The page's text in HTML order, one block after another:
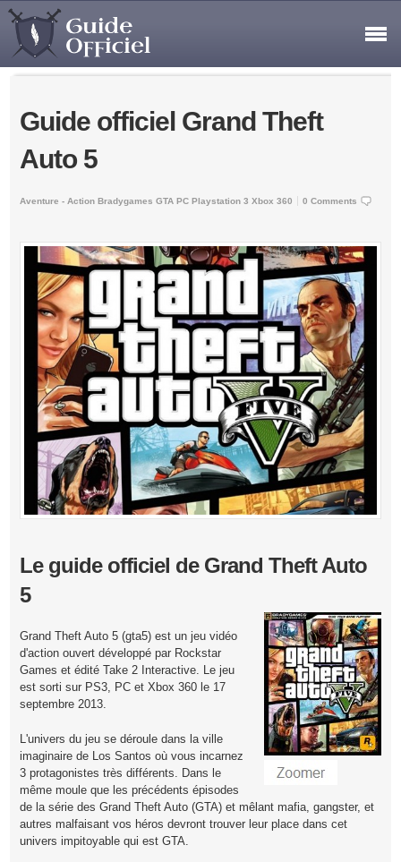
Guide officiel Grand Theft
Auto 5
Aventure - Action Bradygames GTA PC Playstation 3 Xbox 360 0 Comments
Le guide officiel de Grand Theft Auto
5
Grand Theft Auto 5 (gta5) est un jeu vidéo
d'action ouvert développé par Rockstar
Games et édité Take 2 Interactive. Le jeu
est sorti sur PS3, PC et Xbox 360 le 17
septembre 2013.
L'univers du jeu se déroule dans la ville
imaginaire de Los Santos où vous incarnez
3 protagonistes très différents. Dans le
même moule que les précédents épisodes
de la série des Grand Theft Auto (GTA) et mêlant mafia, gangster, et
autres malfaisant vos héros devront trouver leur place dans cet
univers impitoyable qui est GTA.